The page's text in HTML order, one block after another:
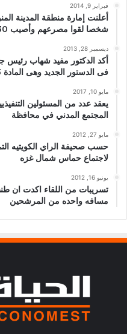
فبراير 9, 2014
شخصا لقوا مصرعهم وأصيب 130 آخرون باختناقات إثر
ديسمبر 28, 2013
أكد الدكتور مفيد شهاب رئيس
فى الدستور الجديد وهى المادة 93 للتأكيد على احترام مصر
مايو 10, 2017
يعقد عدد من المسئولين
المجتمع المدني في محافظة
مايو 27, 2012
حسب صحيفة الراي الكويتيه
لاجتماع حماس شمال غزه
يونيو 16, 2012
تسريبات من اللقاء اكدت ان
مسافه واحده من المرشحين